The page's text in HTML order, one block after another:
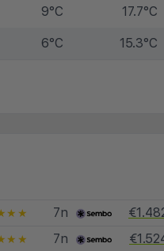
9°C 17.7°C
6°C 15.3°C
7n
7n